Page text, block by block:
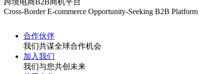
跨境电商B2B商机平台
Cross-Border E-commerce Opportunity-Seeking B2B Platform
合作伙伴
我们共谋全球合作机会
加入我们
我们与您共创未来